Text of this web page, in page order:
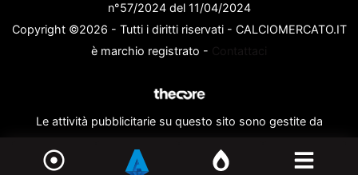
n°57/2024 del 11/04/2024
Copyright ©2026 - Tutti i diritti riservati - CALCIOMERCATO.IT
è marchio registrato - Contattaci
Le attività pubblicitarie su questo sito sono gestite da